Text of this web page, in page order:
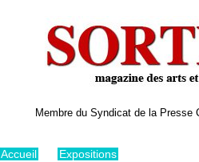
Membre du Syndicat de la Presse
Accueil Expositions